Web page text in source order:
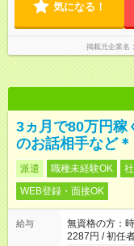
気になる！
掲載元企業名
3ヵ月で80万円稼
のお話相手など＊
派遣 職種未経験OK
WEB登録・面接OK
給与
無資格の方：
2287円 / 初任